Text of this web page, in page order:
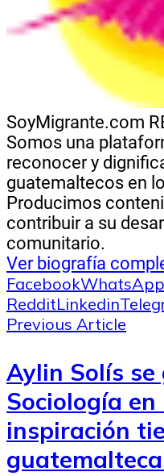
SoyMigrante.com
Somos una
reconocer y
guatemaltecos en
Producimos
contribuir a su
comunitario.
Ver biografía
FacebookWhatsApp
RedditLinkedin
Previous Article
Aylin Solís
Sociología
inspiración